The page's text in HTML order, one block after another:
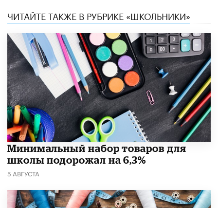
ЧИТАЙТЕ ТАКЖЕ В РУБРИКЕ «ШКОЛЬНИКИ»
Минимальный набор товаров для
школы подорожал на 6,3%
5 АВГУСТА